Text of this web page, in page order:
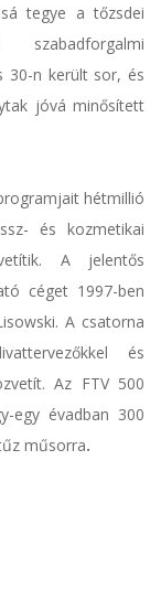
tegye a tőzsdei
30-n került sor, és
jóvá minősített
hétmillió
és kozmetikai
A jelentős
céget 1997-ben
A csatorna
és
Az FTV 500
egy évadban 300
műsorra.